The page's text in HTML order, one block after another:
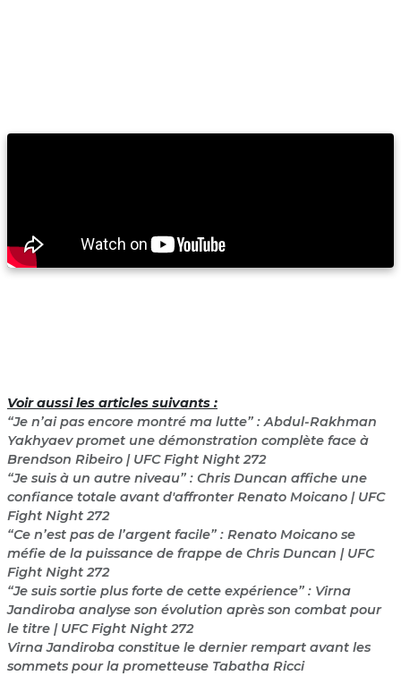
Voir aussi les articles suivants :
“Je n’ai pas encore montré ma lutte” : Abdul-Rakhman
Yakhyaev promet une démonstration complète face à
Brendson Ribeiro | UFC Fight Night 272
“Je suis à un autre niveau” : Chris Duncan affiche une
confiance totale avant d'affronter Renato Moicano | UFC
Fight Night 272
“Ce n’est pas de l’argent facile” : Renato Moicano se
méfie de la puissance de frappe de Chris Duncan | UFC
Fight Night 272
“Je suis sortie plus forte de cette expérience” : Virna
Jandiroba analyse son évolution après son combat pour
le titre | UFC Fight Night 272
Virna Jandiroba constitue le dernier rempart avant les
sommets pour la prometteuse Tabatha Ricci